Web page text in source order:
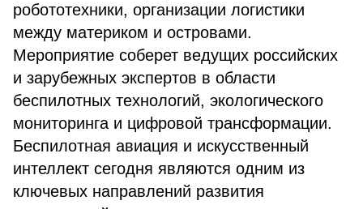
робототехники, организации логистики
между материком и островами.
Мероприятие соберет ведущих российских
и зарубежных экспертов в области
беспилотных технологий, экологического
мониторинга и цифровой трансформации.
Беспилотная авиация и искусственный
интеллект сегодня являются одним из
ключевых направлений развития